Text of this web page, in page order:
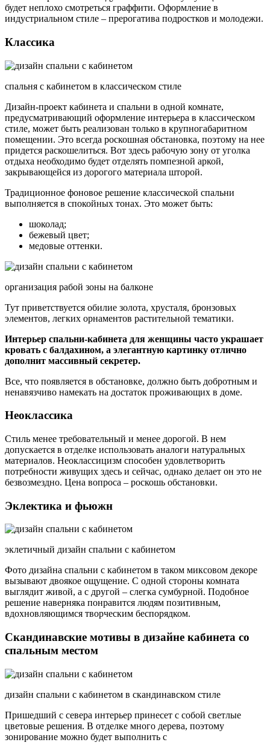
будет неплохо смотреться граффити. Оформление в
индустриальном стиле – прерогатива подростков и молодежи.
Классика
спальня с кабинетом в классическом стиле
Дизайн-проект кабинета и спальни в одной комнате,
предусматривающий оформление интерьера в классическом
стиле, может быть реализован только в крупногабаритном
помещении. Это всегда роскошная обстановка, поэтому на нее
придется раскошелиться. Вот здесь рабочую зону от уголка
отдыха необходимо будет отделять помпезной аркой,
закрывающейся из дорогого материала шторой.
Традиционное фоновое решение классической спальни
выполняется в спокойных тонах. Это может быть:
шоколад;
бежевый цвет;
медовые оттенки.
организация рабой зоны на балконе
Тут приветствуется обилие золота, хрусталя, бронзовых
элементов, легких орнаментов растительной тематики.
Интерьер спальни-кабинета для женщины часто украшает
кровать с балдахином, а элегантную картинку отлично
дополнит массивный секретер.
Все, что появляется в обстановке, должно быть добротным и
ненавязчиво намекать на достаток проживающих в доме.
Неоклассика
Стиль менее требовательный и менее дорогой. В нем
допускается в отделке использовать аналоги натуральных
материалов. Неоклассицизм способен удовлетворить
потребности живущих здесь и сейчас, однако делает он это не
безвозмездно. Цена вопроса – роскошь обстановки.
Эклектика и фьюжн
эклетичный дизайн спальни с кабинетом
Фото дизайна спальни с кабинетом в таком миксовом декоре
вызывают двоякое ощущение. С одной стороны комната
выглядит живой, а с другой – слегка сумбурной. Подобное
решение наверняка понравится людям позитивным,
вдохновляющимся творческим беспорядком.
Скандинавские мотивы в дизайне кабинета со
спальным местом
дизайн спальни с кабинетом в скандинавском стиле
Пришедший с севера интерьер принесет с собой светлые
цветовые решения. В отделке много дерева, поэтому
зонирование можно будет выполнить с